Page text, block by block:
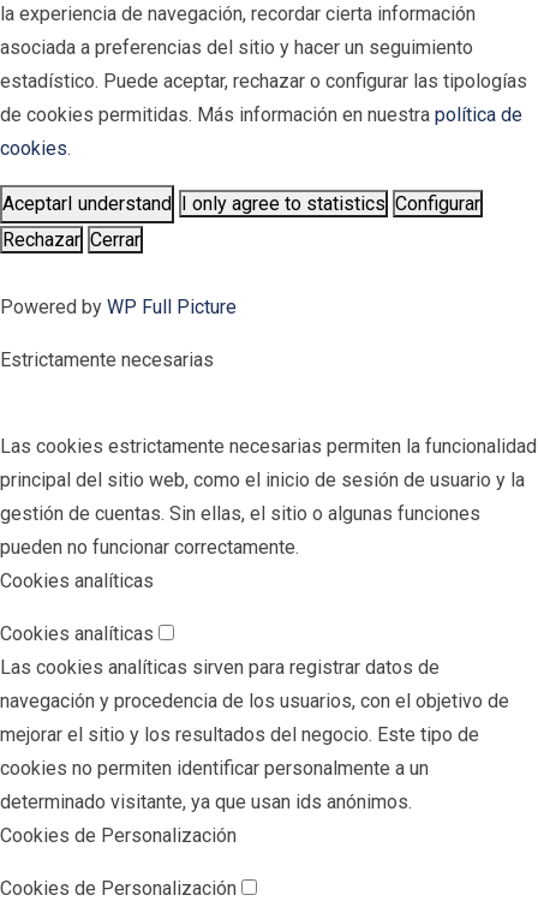
la experiencia de navegación, recordar cierta información
asociada a preferencias del sitio y hacer un seguimiento
estadístico. Puede aceptar, rechazar o configurar las tipologías
de cookies permitidas. Más información en nuestra política de
cookies.
AceptarI understand I only agree to statistics Configurar
Rechazar Cerrar
Powered by WP Full Picture
Estrictamente necesarias
Las cookies estrictamente necesarias permiten la funcionalidad
principal del sitio web, como el inicio de sesión de usuario y la
gestión de cuentas. Sin ellas, el sitio o algunas funciones
pueden no funcionar correctamente.
Cookies analíticas
Cookies analíticas
Las cookies analíticas sirven para registrar datos de
navegación y procedencia de los usuarios, con el objetivo de
mejorar el sitio y los resultados del negocio. Este tipo de
cookies no permiten identificar personalmente a un
determinado visitante, ya que usan ids anónimos.
Cookies de Personalización
Cookies de Personalización